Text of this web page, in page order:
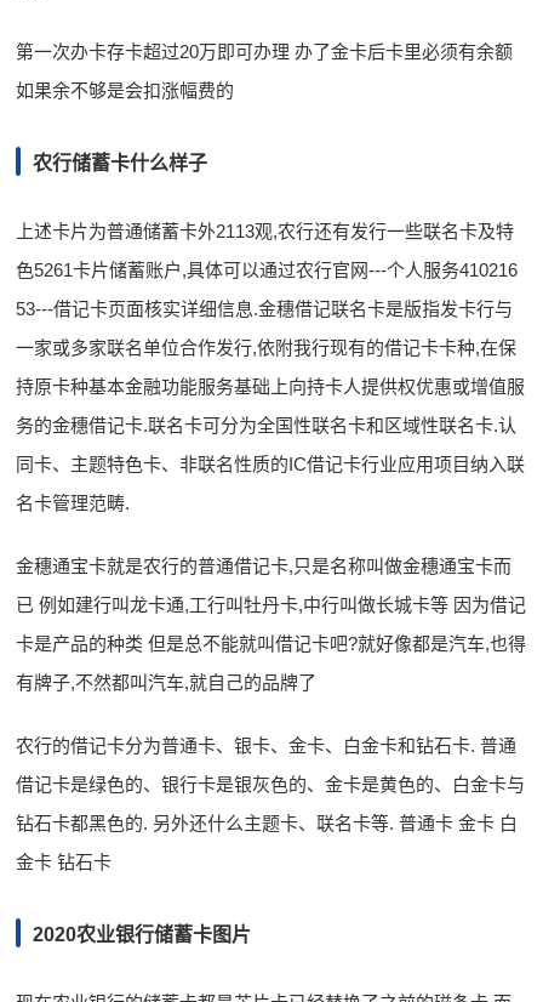
第一次办卡存卡超过20万即可办理 办了金卡后卡里必须有余额
如果余不够是会扣涨幅费的
农行储蓄卡什么样子
上述卡片为普通储蓄卡外2113观,农行还有发行一些联名卡及特
色5261卡片储蓄账户,具体可以通过农行官网---个人服务410216
53---借记卡页面核实详细信息.金穗借记联名卡是版指发卡行与
一家或多家联名单位合作发行,依附我行现有的借记卡卡种,在保
持原卡种基本金融功能服务基础上向持卡人提供权优惠或增值服
务的金穗借记卡.联名卡可分为全国性联名卡和区域性联名卡.认
同卡、主题特色卡、非联名性质的IC借记卡行业应用项目纳入联
名卡管理范畴.
金穗通宝卡就是农行的普通借记卡,只是名称叫做金穗通宝卡而
已 例如建行叫龙卡通,工行叫牡丹卡,中行叫做长城卡等 因为借记
卡是产品的种类 但是总不能就叫借记卡吧?就好像都是汽车,也得
有牌子,不然都叫汽车,就自己的品牌了
农行的借记卡分为普通卡、银卡、金卡、白金卡和钻石卡. 普通
借记卡是绿色的、银行卡是银灰色的、金卡是黄色的、白金卡与
钻石卡都黑色的. 另外还什么主题卡、联名卡等. 普通卡 金卡 白
金卡 钻石卡
2020农业银行储蓄卡图片